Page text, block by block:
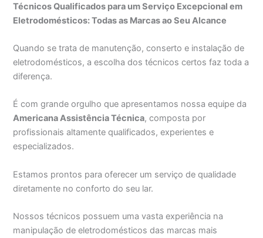
Técnicos Qualificados para um Serviço Excepcional em
Eletrodomésticos: Todas as Marcas ao Seu Alcance
Quando se trata de manutenção, conserto e instalação de
eletrodomésticos, a escolha dos técnicos certos faz toda a
diferença.
É com grande orgulho que apresentamos nossa equipe da
Americana Assistência Técnica, composta por
profissionais altamente qualificados, experientes e
especializados.
Estamos prontos para oferecer um serviço de qualidade
diretamente no conforto do seu lar.
Nossos técnicos possuem uma vasta experiência na
manipulação de eletrodomésticos das marcas mais